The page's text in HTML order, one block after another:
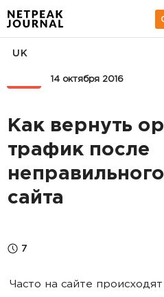
14 октября 2016
UK
Как вернуть
трафик после
сайта
7
Часто на сайте